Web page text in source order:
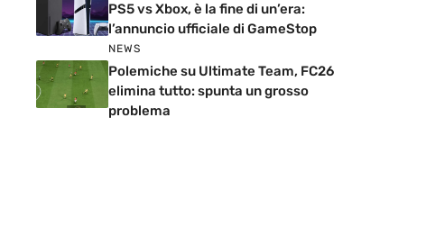
PS5 vs Xbox, è la fine di un’era:
l’annuncio ufficiale di GameStop
NEWS
Polemiche su Ultimate Team, FC26
elimina tutto: spunta un grosso
problema